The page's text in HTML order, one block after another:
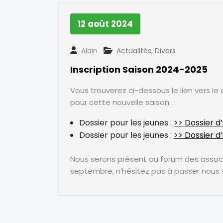
12 août 2024
Alain Actualités, Divers
Inscription Saison 2024-2025
Vous trouverez ci-dessous le lien vers
pour cette nouvelle saison :
Dossier pour les jeunes : >> Dossier
Dossier pour les jeunes : >> Dossier
Nous serons présent au forum des
septembre, n’hésitez pas à passer